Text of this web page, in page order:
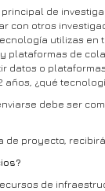
de
con otros
utilizas
plataformas de
datos o
2 años, ¿qué
debe ser
de proyecto,
de